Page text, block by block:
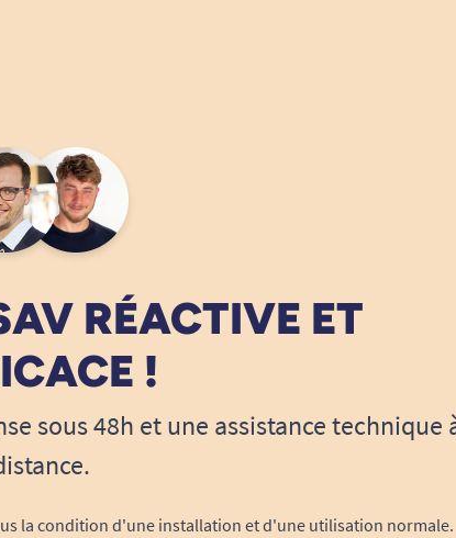
RÉACTIVE ET
!
sous 48h et une assistance technique
la condition d'une installation et d'une utilisation normale.